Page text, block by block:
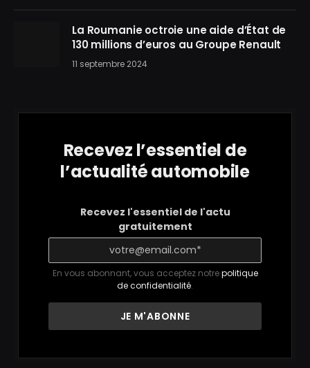
La Roumanie octroie une aide d’État de
130 millions d’euros au Groupe Renault
11 septembre 2024
Recevez l’essentiel de
l’actualité automobile
Recevez l'essentiel de l'actu
gratuitement
En vous abonnant, vous acceptez notrepolitique
de confidentialité.